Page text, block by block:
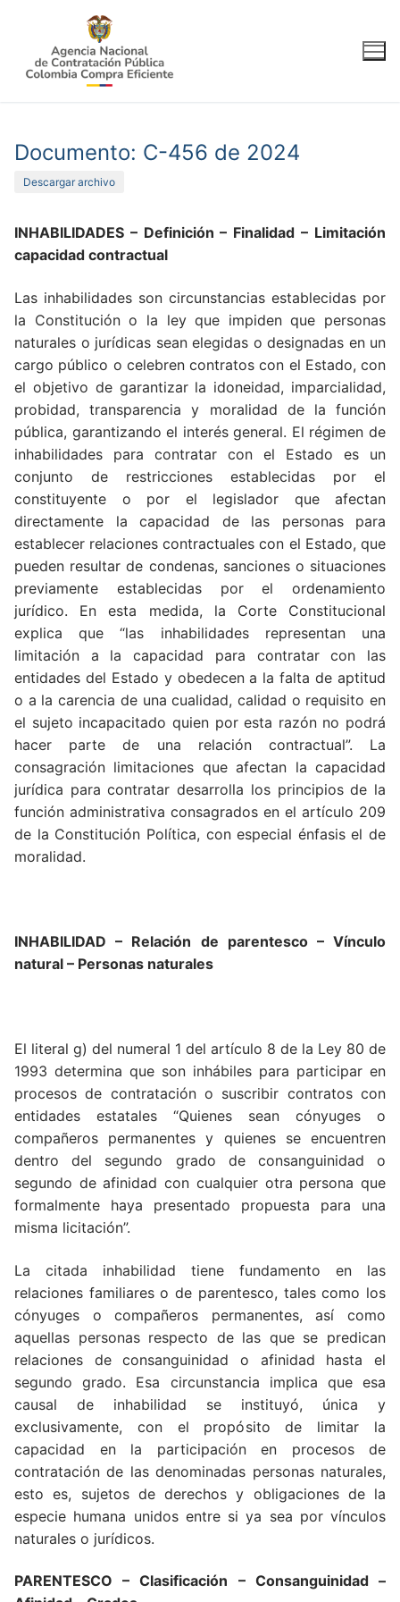
contenido
Documento: C-456 de 2024
Descargar archivo
INHABILIDADES – Definición – Finalidad – Limitación
capacidad contractual
Las inhabilidades son circunstancias establecidas por
la Constitución o la ley que impiden que personas
naturales o jurídicas sean elegidas o designadas en un
cargo público o celebren contratos con el Estado, con
el objetivo de garantizar la idoneidad, imparcialidad,
probidad, transparencia y moralidad de la función
pública, garantizando el interés general. El régimen de
inhabilidades para contratar con el Estado es un
conjunto de restricciones establecidas por el
constituyente o por el legislador que afectan
directamente la capacidad de las personas para
establecer relaciones contractuales con el Estado, que
pueden resultar de condenas, sanciones o situaciones
previamente establecidas por el ordenamiento
jurídico. En esta medida, la Corte Constitucional
explica que “las inhabilidades representan una
limitación a la capacidad para contratar con las
entidades del Estado y obedecen a la falta de aptitud
o a la carencia de una cualidad, calidad o requisito en
el sujeto incapacitado quien por esta razón no podrá
hacer parte de una relación contractual”. La
consagración limitaciones que afectan la capacidad
jurídica para contratar desarrolla los principios de la
función administrativa consagrados en el artículo 209
de la Constitución Política, con especial énfasis el de
moralidad.
INHABILIDAD – Relación de parentesco – Vínculo
natural – Personas naturales
El literal g) del numeral 1 del artículo 8 de la Ley 80 de
1993 determina que son inhábiles para participar en
procesos de contratación o suscribir contratos con
entidades estatales “Quienes sean cónyuges o
compañeros permanentes y quienes se encuentren
dentro del segundo grado de consanguinidad o
segundo de afinidad con cualquier otra persona que
formalmente haya presentado propuesta para una
misma licitación”.
La citada inhabilidad tiene fundamento en las
relaciones familiares o de parentesco, tales como los
cónyuges o compañeros permanentes, así como
aquellas personas respecto de las que se predican
relaciones de consanguinidad o afinidad hasta el
segundo grado. Esa circunstancia implica que esa
causal de inhabilidad se instituyó, única y
exclusivamente, con el propósito de limitar la
capacidad en la participación en procesos de
contratación de las denominadas personas naturales,
esto es, sujetos de derechos y obligaciones de la
especie humana unidos entre si ya sea por vínculos
naturales o jurídicos.
PARENTESCO – Clasificación – Consanguinidad –